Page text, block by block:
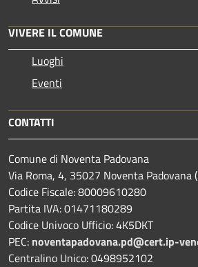
VIVERE IL COMUNE
Luoghi
Eventi
CONTATTI
Comune di Noventa Padovana
Via Roma, 4, 35027 Noventa Padovana
Codice Fiscale: 80009610280
Partita IVA: 01471180289
Codice Univoco Ufficio: 4K5DKT
PEC: noventapadovana.pd@cert.ip-
Centralino Unico: 0498952102